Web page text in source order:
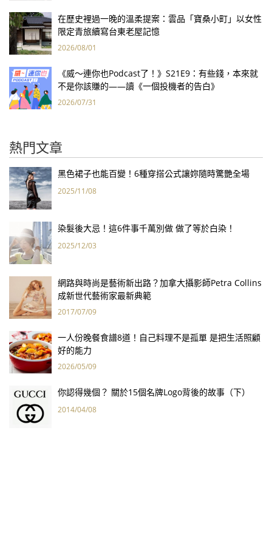
在歷史裡過一晚的溫柔提案：雲品「寶桑小町」以女性
限定青旅續寫台東老屋記憶
2026/08/01
《威～連你也Podcast了！》S21E9：有些錢，本來就
不是你該賺的——讀《一個投機者的告白》
2026/07/31
熱門文章
黑色裙子也能百變！6種穿搭公式讓妳隨時驚艷全場
2025/11/08
染髮後大忌！這6件事千萬別做 做了等於白染！
2025/12/03
網路與時尚是藝術新出路？加拿大攝影師Petra Collins
成新世代藝術家最新典範
2017/07/09
一人份晚餐食譜8道！自己料理不是孤單 是把生活照顧
好的能力
2026/05/09
你認得幾個？ 關於15個名牌Logo背後的故事（下）
2014/04/08